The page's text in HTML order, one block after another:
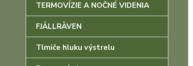
TERMOVÍZIE A NOČNÉ VIDENIA
FJÄLLRÄVEN
Tlmiče hluku výstrelu